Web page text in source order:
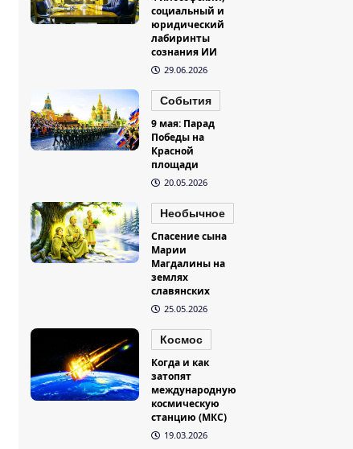
социальный и
юридический
лабиринты
сознания ИИ
29.06.2026
События
9 мая: Парад
Победы на
Красной
площади
20.05.2026
Необычное
Спасение сына
Марии
Магдалины на
землях
славянских
25.05.2026
Космос
Когда и как
затопят
международную
космическую
станцию (МКС)
19.03.2026